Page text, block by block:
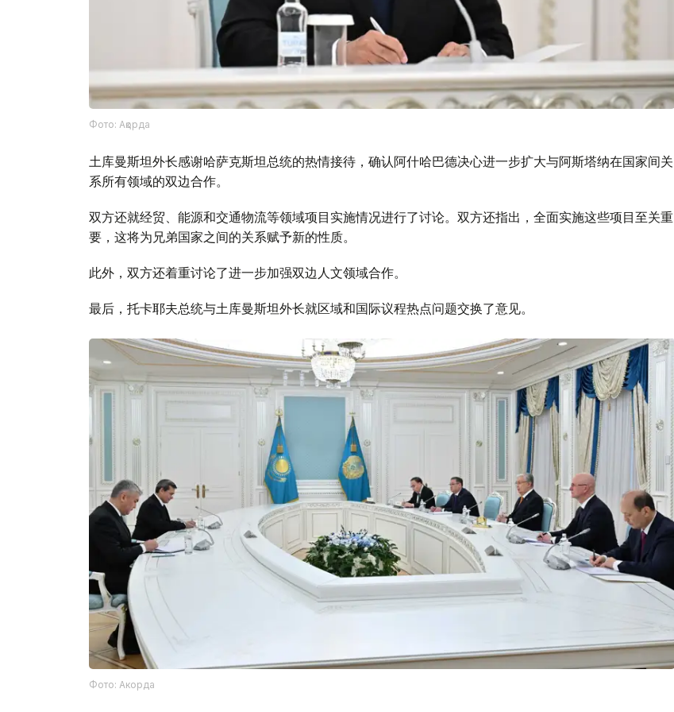
Фото: Ақорда
土库曼斯坦外长感谢哈萨克斯坦总统的热情接待，确认阿什哈巴德决心进一步扩大与阿斯塔纳在国家间关
系所有领域的双边合作。
双方还就经贸、能源和交通物流等领域项目实施情况进行了讨论。双方还指出，全面实施这些项目至关重
要，这将为兄弟国家之间的关系赋予新的性质。
此外，双方还着重讨论了进一步加强双边人文领域合作。
最后，托卡耶夫总统与土库曼斯坦外长就区域和国际议程热点问题交换了意见。
Фото: Акорда